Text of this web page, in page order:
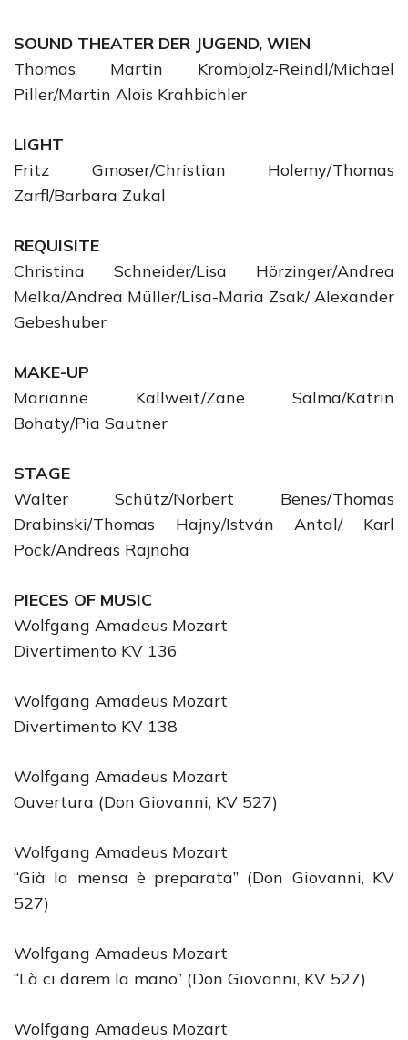
SOUND THEATER DER JUGEND, WIEN
Thomas Martin Krombjolz-Reindl/Michael
Piller/Martin Alois Krahbichler
LIGHT
Fritz Gmoser/Christian Holemy/Thomas
Zarfl/Barbara Zukal
REQUISITE
Christina Schneider/Lisa Hörzinger/Andrea
Melka/Andrea Müller/Lisa-Maria Zsak/ Alexander
Gebeshuber
MAKE-UP
Marianne Kallweit/Zane Salma/Katrin
Bohaty/Pia Sautner
STAGE
Walter Schütz/Norbert Benes/Thomas
Drabinski/Thomas Hajny/István Antal/ Karl
Pock/Andreas Rajnoha
PIECES OF MUSIC
Wolfgang Amadeus Mozart
Divertimento KV 136
Wolfgang Amadeus Mozart
Divertimento KV 138
Wolfgang Amadeus Mozart
Ouvertura (Don Giovanni, KV 527)
Wolfgang Amadeus Mozart
“Già la mensa è preparata” (Don Giovanni, KV
527)
Wolfgang Amadeus Mozart
“Là ci darem la mano” (Don Giovanni, KV 527)
Wolfgang Amadeus Mozart